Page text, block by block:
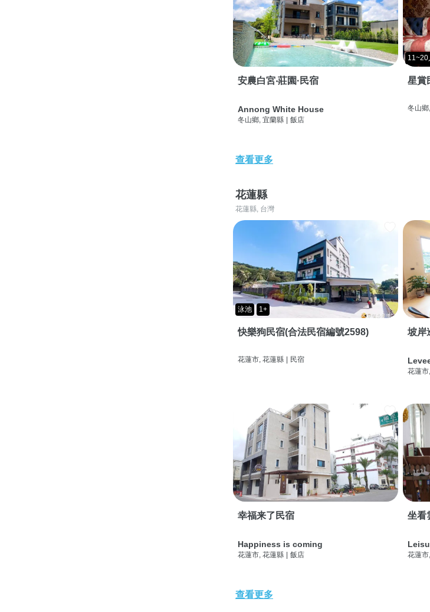
安農白宮‧莊園·民宿
Annong White House
冬山鄉, 宜蘭縣 | 飯店
11~20
星賞
冬山
查看更多
花蓮縣
花蓮縣, 台灣
泳池 1+
快樂狗民宿(合法民宿編號2598)
花蓮市, 花蓮縣 | 民宿
坡岸
花蓮
幸福来了民宿
Happiness is coming
花蓮市, 花蓮縣 飯店
坐看
花蓮
查看更多